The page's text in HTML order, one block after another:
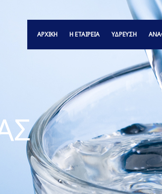
ΑΡΧΙΚΗ Η ΕΤΑΙΡΕΙΑ ΥΔΡΕΥΣΗ